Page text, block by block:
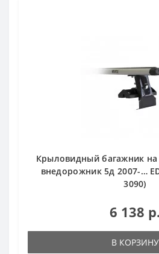
Крыловидный багажник
внедорожник 5д 2007-…
3090)
6 138 р.
В КОРЗИНУ